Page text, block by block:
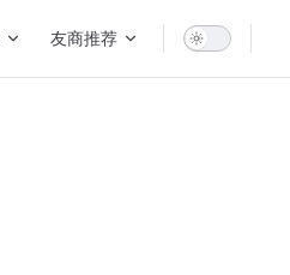
友商推荐